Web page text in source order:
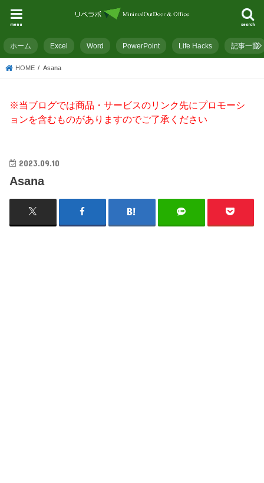
search
menu
ホーム Excel Word PowerPoint Life Hacks 記事一覧
HOME Asana
※当ブログでは商品・サービスのリンク先にプロモーシ
ョンを含むものがありますのでご了承ください
2023.09.10
Asana